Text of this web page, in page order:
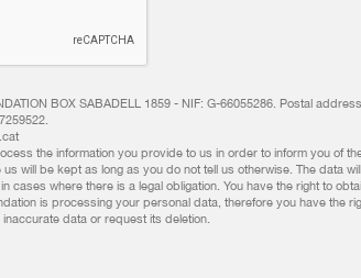
BOX SABADELL 1859 - NIF: G-66055286. Postal
the information you provide to us in order to inform you of
will be kept as long as you do not tell us otherwise. The data
cases where there is a legal obligation. You have the right to
is processing your personal data, therefore you have the
data or request its deletion.